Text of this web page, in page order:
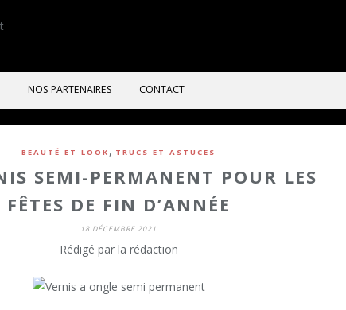
NOS PARTENAIRES CONTACT
BEAUTÉ ET LOOK , TRUCS ET ASTUCES
SEMI-PERMANENT POUR LES
FÊTES DE FIN D’ANNÉE
18 DÉCEMBRE 2021
Rédigé par la rédaction